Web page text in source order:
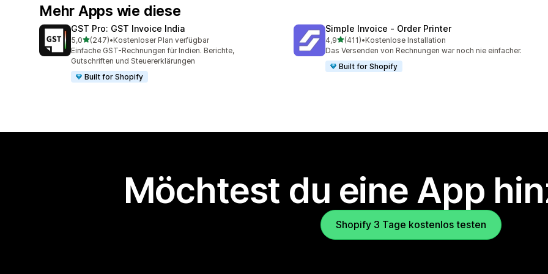
Mehr Apps wie diese
GST Pro: GST Invoice India
5,0von 5 Sternen
(247)
247 Rezensionen insgesamt
•Kostenloser Plan verfügbar
Einfache GST-Rechnungen für Indien. Berichte,
Gutschriften und Steuererklärungen
Built for Shopify
Simple Invoice ‑ Order Printer
4,9von 5 Sternen
(411)
411 Rezensionen insgesamt
•Kostenlose Installation
Das Versenden von Rechnungen war noch nie einfacher.
Built for Shopify
Möchtest du eine App
Shopify 3 Tage kostenlos testen